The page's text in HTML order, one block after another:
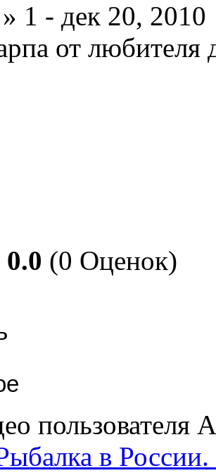
» 1 - дек 20, 2010
от любителя
0.0 (0 Оценок)
пользователя
в